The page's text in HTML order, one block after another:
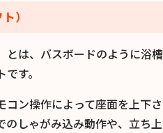
）
とは、バスボードのように浴槽
す。
ン操作によって座面を上下さ
のしゃがみ込み動作や、立ち上